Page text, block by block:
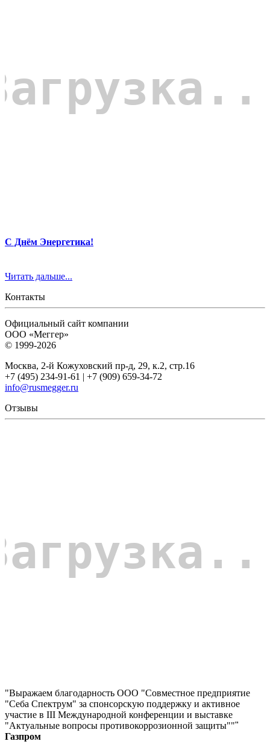
С Днём Энергетика!
Читать дальше...
Контакты
Официальный сайт компании
ООО «Меггер»
© 1999-2026
Москва, 2-й Кожуховский пр-д, 29, к.2, стр.16
+7 (495) 234-91-61 | +7 (909) 659-34-72
info@rusmegger.ru
Отзывы
"Выражаем благодарность ООО "Совместное предприятие
"Себа Спектрум" за спонсорскую поддержку и активное
участие в III Международной конференции и выставке
"Актуальные вопросы противокоррозионной защиты"""
Газпром